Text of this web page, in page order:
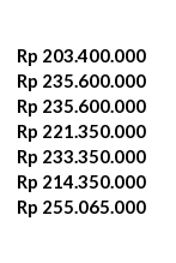
Rp 203.400.000
Rp 235.600.000
Rp 235.600.000
Rp 221.350.000
Rp 233.350.000
Rp 214.350.000
Rp 255.065.000